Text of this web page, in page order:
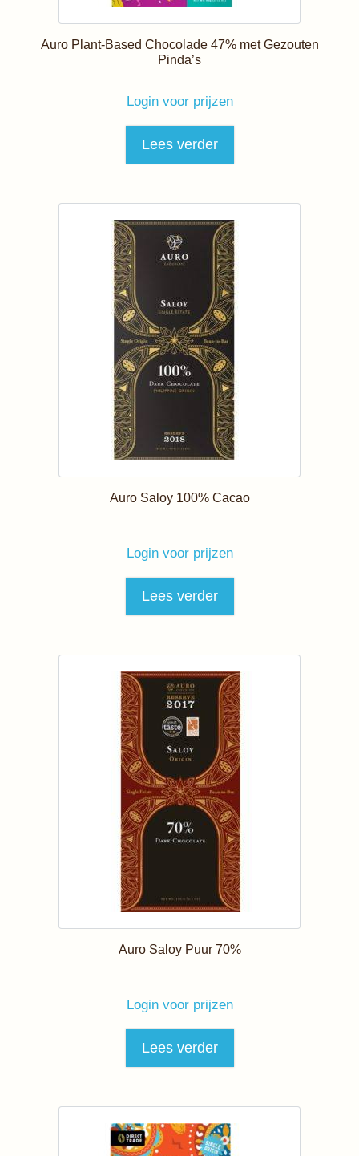
Auro Plant-Based Chocolade 47% met Gezouten
Pinda’s
Login voor prijzen
Lees verder
Auro Saloy 100% Cacao
Login voor prijzen
Lees verder
Auro Saloy Puur 70%
Login voor prijzen
Lees verder